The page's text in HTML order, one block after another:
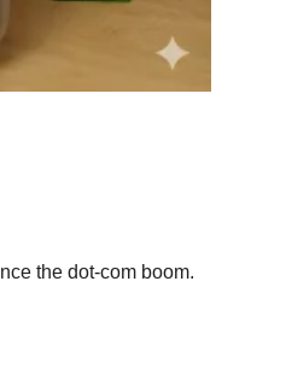
the dot-com boom.